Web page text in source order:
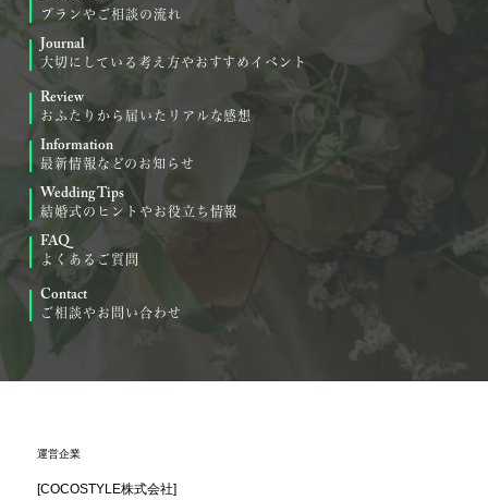
プランやご相談の流れ
Journal
大切にしている考え方やおすすめイベント
Review
おふたりから届いたリアルな感想
Information
最新情報などのお知らせ
Wedding Tips
結婚式のヒントやお役立ち情報
FAQ
よくあるご質問
Contact
ご相談やお問い合わせ
運営企業
[COCOSTYLE株式会社]